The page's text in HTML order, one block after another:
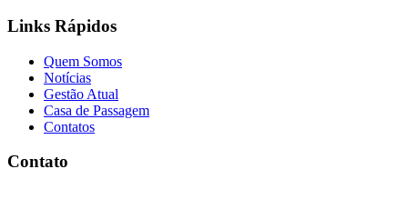
Links Rápidos
Quem Somos
Notícias
Gestão Atual
Casa de Passagem
Contatos
Contato